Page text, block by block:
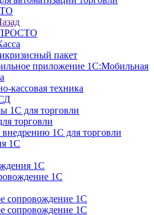
пакет
приложение 1С:Мобильная
кассовая техника
1С для торговли
торговли
внедрению 1С для торговли
1С
1С
1С
сопровождение 1С
сопровождение 1С